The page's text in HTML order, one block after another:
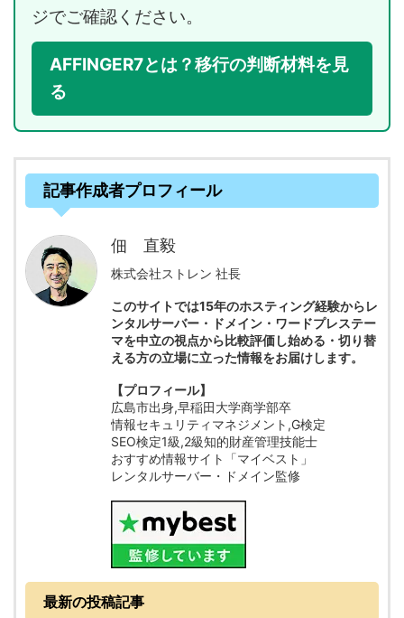
ジでご確認ください。
AFFINGER7とは？移行の判断材料を見
る
記事作成者プロフィール
佃 直毅
株式会社ストレン 社長
このサイトでは15年のホスティング経験からレ
ンタルサーバー・ドメイン・ワードプレステー
マを中立の視点から比較評価し始める・切り替
える方の立場に立った情報をお届けします。
【プロフィール】
広島市出身,早稲田大学商学部卒
情報セキュリティマネジメント,G検定
SEO検定1級,2級知的財産管理技能士
おすすめ情報サイト「マイベスト」
レンタルサーバー・ドメイン監修
最新の投稿記事